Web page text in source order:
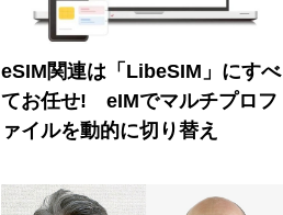
eSIM関連は「LibeSIM」にすべ
てお任せ! eIMでマルチプロフ
ァイルを動的に切り替え